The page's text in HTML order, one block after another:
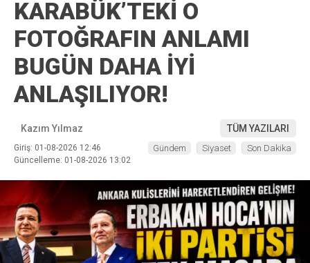
KARABÜK’TEKİ O
FOTOĞRAFIN ANLAMI
BUGÜN DAHA İYİ
ANLAŞILIYOR!
Kazım Yılmaz TÜM YAZILARI
Giriş: 01-08-2026 12:46
Güncelleme: 01-08-2026 13:02
Gündem Siyaset Son Dakika